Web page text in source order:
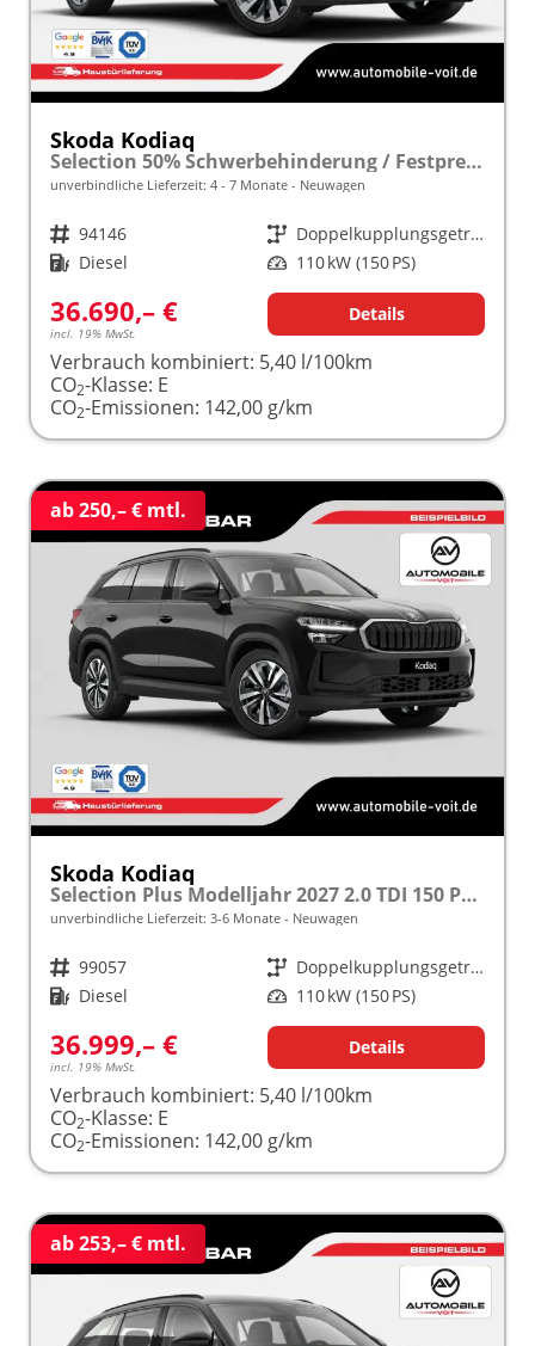
Skoda Kodiaq
Selection 50% Schwerbehinderung / Festpreisgarantie* Modelljahr 2.0 TDI 150PS DSG "Sonderangebot bei Schwerbehinderung" frei konfigurierbar!
unverbindliche Lieferzeit: 4 - 7 Monate Neuwagen
Fahrzeugnr. 94146 Getriebe
Doppelkupplungsgetriebe (DSG)
Kraftstoff Diesel Leistung 110 kW (150 PS)
36.690,– €
incl. 19% MwSt.
Details
Verbrauch kombiniert: 5,40 l/100km
CO2-Klasse: E
CO2-Emissionen: 142,00 g/km
ab 250,– € mtl.
Skoda Kodiaq
Selection Plus Modelljahr 2027 2.0 TDI 150 PS DSG TEMPOMAT/R.KAMERA/SHZ/LED/LENKRADHEIZUNG frei konfigurierbar!
unverbindliche Lieferzeit: 3-6 Monate Neuwagen
Fahrzeugnr. 99057 Getriebe
Doppelkupplungsgetriebe (DSG)
Kraftstoff Diesel Leistung 110 kW (150 PS)
36.999,– €
incl. 19% MwSt.
Details
Verbrauch kombiniert: 5,40 l/100km
CO2-Klasse: E
CO2-Emissionen: 142,00 g/km
ab 253,– € mtl.